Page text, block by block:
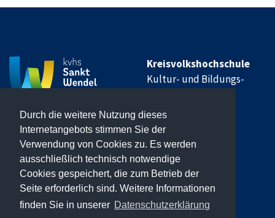
Durch die weitere Nutzung dieses
Internetangebots stimmen Sie der
Verwendung von Cookies zu. Es werden
ausschließlich technisch notwendige
Cookies gespeichert, die zum Betrieb der
Seite erforderlich sind. Weitere Informationen
finden Sie in unserer Datenschutzerklärung
Kreisvolkshochschule
Kultur- und Bildungs-
Werschweilerstr. 14
66606 St. Wendel
→Impressum
→Datenschutzerklärung
→Widerruf erklären